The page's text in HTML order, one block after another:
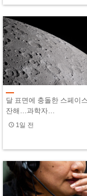
달 표면에 충돌한 스페이
잔해…과학자…
1일 전